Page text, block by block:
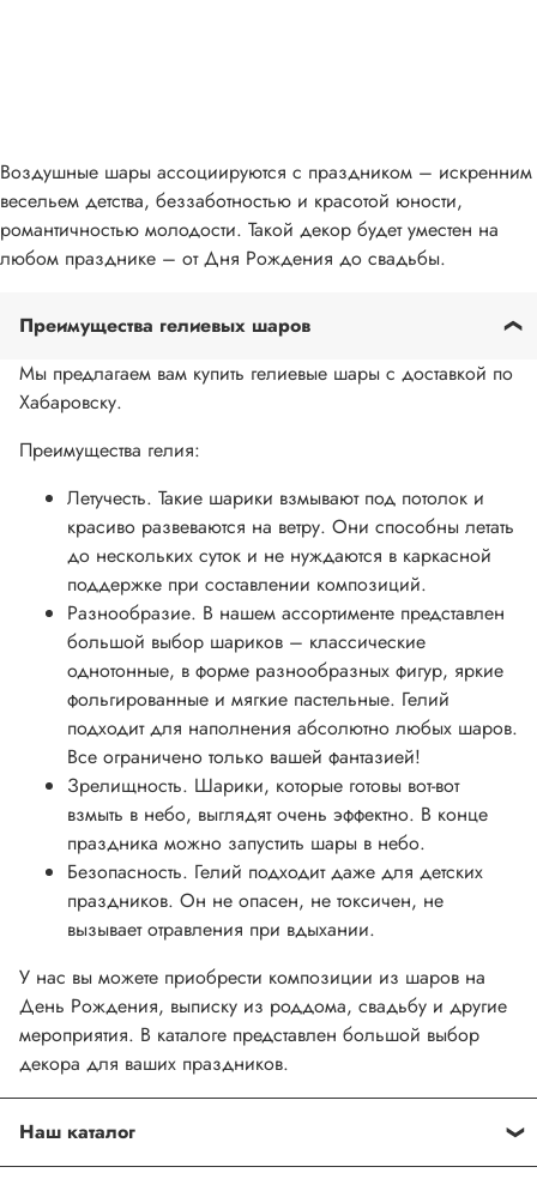
Воздушные шары ассоциируются с праздником – искренним
весельем детства, беззаботностью и красотой юности,
романтичностью молодости. Такой декор будет уместен на
любом празднике – от Дня Рождения до свадьбы.
Преимущества гелиевых шаров
Мы предлагаем вам купить гелиевые шары с доставкой по
Хабаровску.
Преимущества гелия:
Летучесть. Такие шарики взмывают под потолок и
красиво развеваются на ветру. Они способны летать
до нескольких суток и не нуждаются в каркасной
поддержке при составлении композиций.
Разнообразие. В нашем ассортименте представлен
большой выбор шариков – классические
однотонные, в форме разнообразных фигур, яркие
фольгированные и мягкие пастельные. Гелий
подходит для наполнения абсолютно любых шаров.
Все ограничено только вашей фантазией!
Зрелищность. Шарики, которые готовы вот-вот
взмыть в небо, выглядят очень эффектно. В конце
праздника можно запустить шары в небо.
Безопасность. Гелий подходит даже для детских
праздников. Он не опасен, не токсичен, не
вызывает отравления при вдыхании.
У нас вы можете приобрести композиции из шаров на
День Рождения, выписку из роддома, свадьбу и другие
мероприятия. В каталоге представлен большой выбор
декора для ваших праздников.
Наш каталог